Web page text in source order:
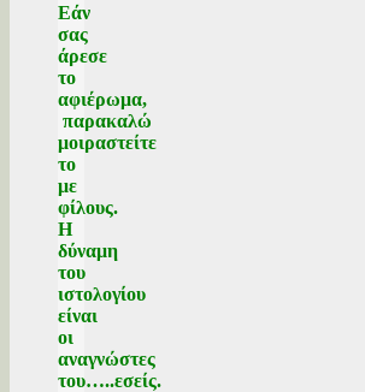
Εάν
σας
άρεσε
το
αφιέρωμα,
παρακαλώ
μοιραστείτε
το
με
φίλους.
Η
δύναμη
του
ιστολογίου
είναι
οι
αναγνώστες
του…..εσείς.